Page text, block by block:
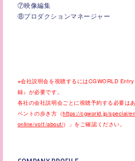
⑦映像編集
⑧プロダクションマネージャー
※会社説明会を視聴するにはCGWORLD
録』が必要です。
各社の会社説明会ごとに視聴予約する必要は
ベントの歩き方（https://cgworld.jp/special/
online/vol1/about/）」をご確認ください。